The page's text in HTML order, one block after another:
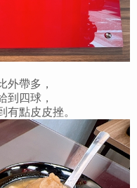
外帶多，
到四球，
有點皮皮挫。